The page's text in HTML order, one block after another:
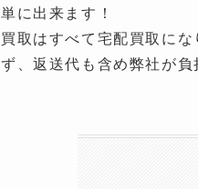
単に出来ます！
買取はすべて宅配買取に
ず、返送代も含め弊社が